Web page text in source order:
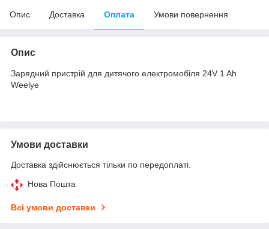
Опис Доставка Оплата Умови повернення
Опис
Зарядний пристрій для дитячого електромобіля 24V 1 Ah
Weelye
Умови доставки
Доставка здійснюється тільки по передоплаті.
Нова Пошта
Всі умови доставки